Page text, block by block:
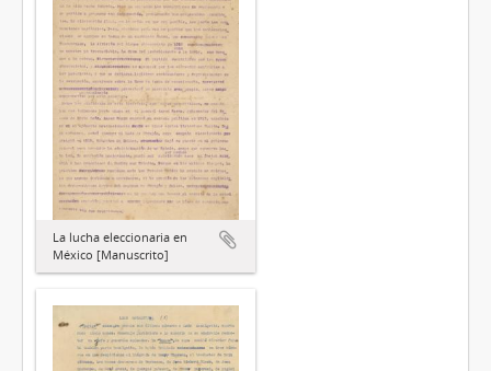
La lucha eleccionaria en
México [Manuscrito]